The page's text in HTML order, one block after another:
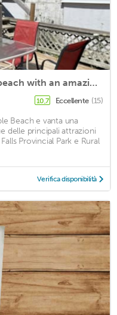
Sunset Paradise - Next to the beach with an amazing view!
10,7 Eccellente (15)
Beach e vanta una
delle principali attrazioni
Provincial Park e Rural
Verifica disponibilità